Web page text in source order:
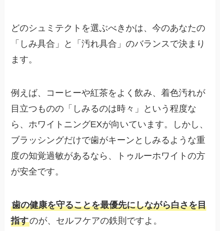
どのシュミテクトを選ぶべきかは、今のあなたの
「しみ具合」と「汚れ具合」のバランスで決まり
ます。
例えば、コーヒーや紅茶をよく飲み、着色汚れが
目立つものの「しみるのは時々」という程度な
ら、ホワイトニングEXが向いています。しかし、
ブラッシングだけで歯がキーンとしみるような重
度の知覚過敏があるなら、トゥルーホワイトの方
が安全です。
歯の健康を守ることを最優先にしながら白さを目
指すのが、セルフケアの鉄則ですよ。